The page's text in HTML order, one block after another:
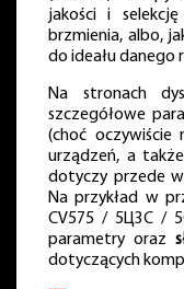
jakości i
brzmienia, albo,
do ideału danego
Na stronach
szczegółowe
(choć oczywiście
urządzeń, a
dotyczy przede
Na przykład w
CV575 / 5Ц3C /
parametry oraz
dotyczących